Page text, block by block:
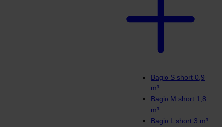
Bagio S short 0,9
m³
Bagio M short 1,8
m³
Bagio L short 3 m³